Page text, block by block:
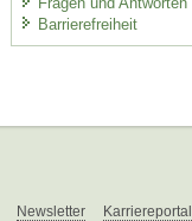
Barrierefreiheit
Newsletter Karriereportal